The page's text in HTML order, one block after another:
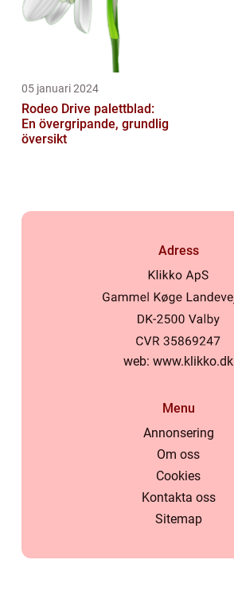
05 januari 2024
Rodeo Drive palettblad:
En övergripande, grundlig
översikt
Adress
web: www.klikko.dk
Menu
Annonsering
Om oss
Cookies
Kontakta oss
Sitemap